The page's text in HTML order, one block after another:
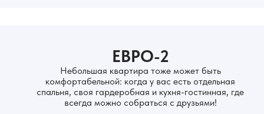
ЕВРО-2
Небольшая квартира тоже может быть
комфортабельной: когда у вас есть отдельная
спальня, своя гардеробная и кухня-гостинная, где
всегда можно собраться с друзьями!